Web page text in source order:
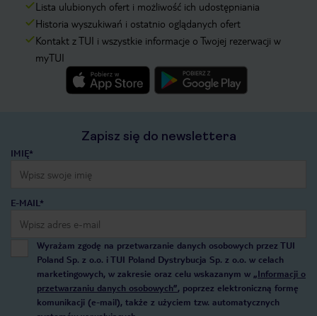
Lista ulubionych ofert i możliwość ich udostępniania
Historia wyszukiwań i ostatnio oglądanych ofert
Kontakt z TUI i wszystkie informacje o Twojej rezerwacji w
myTUI
Zapisz się do newslettera
IMIĘ*
E-MAIL*
Wyrażam zgodę na przetwarzanie danych osobowych przez TUI
Poland Sp. z o.o. i TUI Poland Dystrybucja Sp. z o.o. w celach
marketingowych, w zakresie oraz celu wskazanym w „Informacji o
przetwarzaniu danych osobowych”, poprzez elektroniczną formę
komunikacji (e-mail), także z użyciem tzw. automatycznych